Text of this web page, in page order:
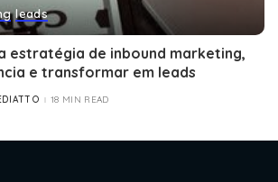
leads
estratégia de inbound marketing,
e transformar em leads
18 MIN READ